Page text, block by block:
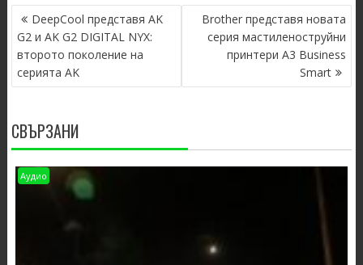
POST
NAVIGATION
DeepCool представя AK
G2 и AK G2 DIGITAL NYX:
второто поколение на
серията AK
Brother представя новата
серия мастиленоструйни
принтери A3 Business
Smart
СВЪРЗАНИ
Аудио